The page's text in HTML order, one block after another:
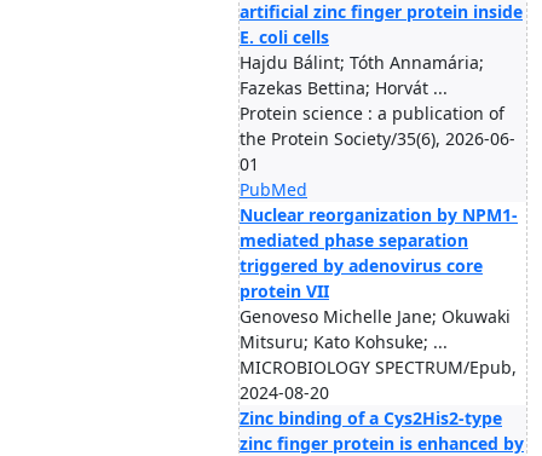
artificial zinc finger protein inside
E. coli cells
Hajdu Bálint; Tóth Annamária;
Fazekas Bettina; Horvát ...
Protein science : a publication of
the Protein Society/35(6), 2026-06-
01
PubMed
Nuclear reorganization by NPM1-
mediated phase separation
triggered by adenovirus core
protein VII
Genoveso Michelle Jane; Okuwaki
Mitsuru; Kato Kohsuke; ...
MICROBIOLOGY SPECTRUM/Epub,
2024-08-20
Zinc binding of a Cys2His2-type
zinc finger protein is enhanced by